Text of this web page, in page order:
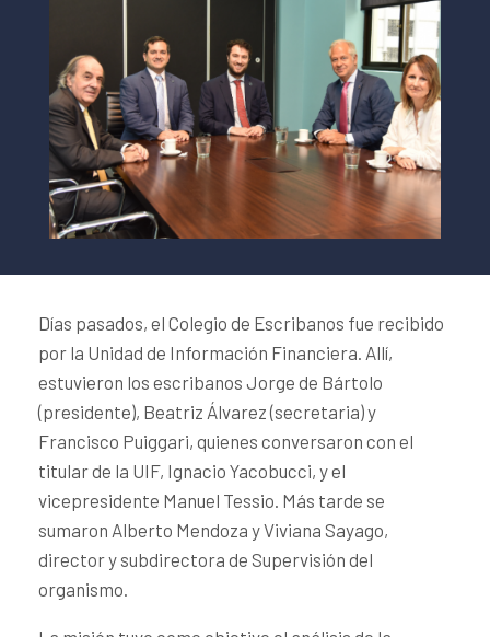
Días pasados, el Colegio de Escribanos fue recibido
por la Unidad de Información Financiera. Allí,
estuvieron los escribanos Jorge de Bártolo
(presidente), Beatriz Álvarez (secretaria) y
Francisco Puiggari, quienes conversaron con el
titular de la UIF, Ignacio Yacobucci, y el
vicepresidente Manuel Tessio. Más tarde se
sumaron Alberto Mendoza y Viviana Sayago,
director y subdirectora de Supervisión del
organismo.